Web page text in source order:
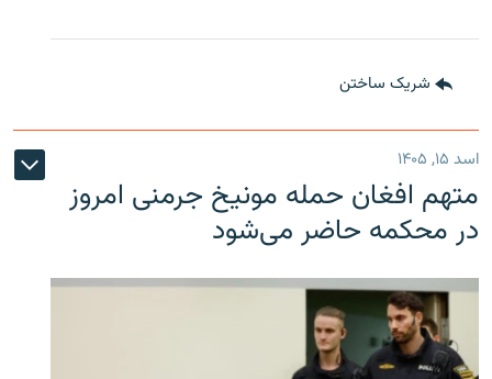
شریک ساختن
اسد ۱۵, ۱۴۰۵
متهم افغان حمله مونیخ جرمنی امروز
در محکمه حاضر می‌شود